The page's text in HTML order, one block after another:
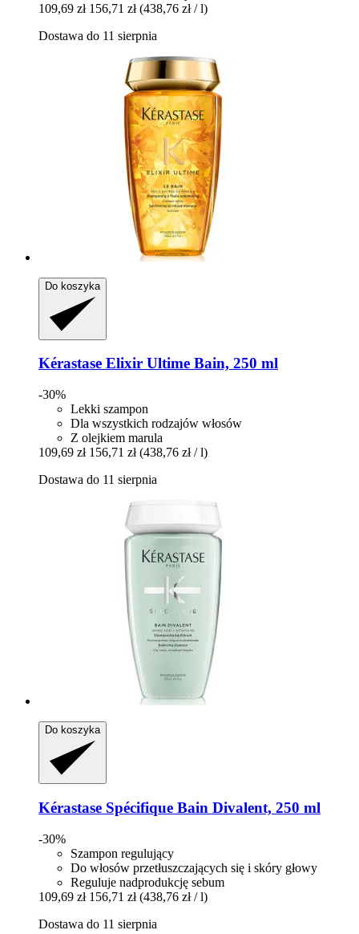
109,69 zł 156,71 zł (438,76 zł / l)
Dostawa do 11 sierpnia
Do koszyka
Kérastase Elixir Ultime Bain, 250 ml
-30%
Lekki szampon
Dla wszystkich rodzajów włosów
Z olejkiem marula
109,69 zł 156,71 zł (438,76 zł / l)
Dostawa do 11 sierpnia
Do koszyka
Kérastase Spécifique Bain Divalent, 250 ml
-30%
Szampon regulujący
Do włosów przetłuszczających się i skóry głowy
Reguluje nadprodukcję sebum
109,69 zł 156,71 zł (438,76 zł / l)
Dostawa do 11 sierpnia